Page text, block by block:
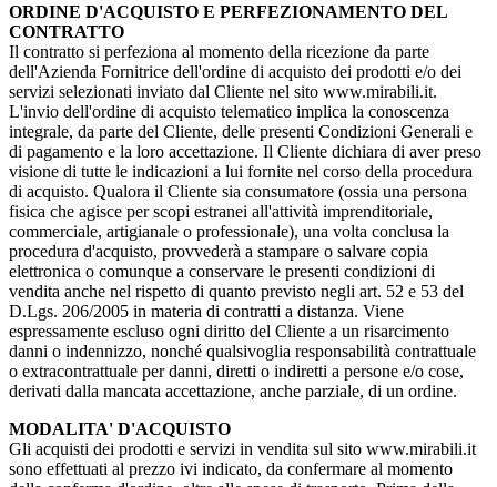
ORDINE D'ACQUISTO E PERFEZIONAMENTO DEL
CONTRATTO
Il contratto si perfeziona al momento della ricezione da parte
dell'Azienda Fornitrice dell'ordine di acquisto dei prodotti e/o dei
servizi selezionati inviato dal Cliente nel sito www.mirabili.it.
L'invio dell'ordine di acquisto telematico implica la conoscenza
integrale, da parte del Cliente, delle presenti Condizioni Generali e
di pagamento e la loro accettazione. Il Cliente dichiara di aver preso
visione di tutte le indicazioni a lui fornite nel corso della procedura
di acquisto. Qualora il Cliente sia consumatore (ossia una persona
fisica che agisce per scopi estranei all'attività imprenditoriale,
commerciale, artigianale o professionale), una volta conclusa la
procedura d'acquisto, provvederà a stampare o salvare copia
elettronica o comunque a conservare le presenti condizioni di
vendita anche nel rispetto di quanto previsto negli art. 52 e 53 del
D.Lgs. 206/2005 in materia di contratti a distanza. Viene
espressamente escluso ogni diritto del Cliente a un risarcimento
danni o indennizzo, nonché qualsivoglia responsabilità contrattuale
o extracontrattuale per danni, diretti o indiretti a persone e/o cose,
derivati dalla mancata accettazione, anche parziale, di un ordine.
MODALITA' D'ACQUISTO
Gli acquisti dei prodotti e servizi in vendita sul sito www.mirabili.it
sono effettuati al prezzo ivi indicato, da confermare al momento